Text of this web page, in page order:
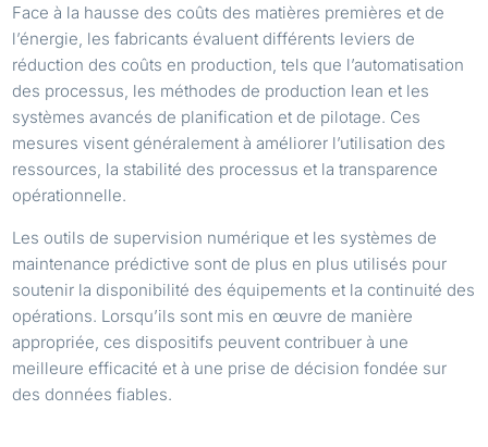
Face à la hausse des coûts des matières premières et de
l’énergie, les fabricants évaluent différents leviers de
réduction des coûts en production, tels que l’automatisation
des processus, les méthodes de production lean et les
systèmes avancés de planification et de pilotage. Ces
mesures visent généralement à améliorer l’utilisation des
ressources, la stabilité des processus et la transparence
opérationnelle.
Les outils de supervision numérique et les systèmes de
maintenance prédictive sont de plus en plus utilisés pour
soutenir la disponibilité des équipements et la continuité des
opérations. Lorsqu’ils sont mis en œuvre de manière
appropriée, ces dispositifs peuvent contribuer à une
meilleure efficacité et à une prise de décision fondée sur
des données fiables.